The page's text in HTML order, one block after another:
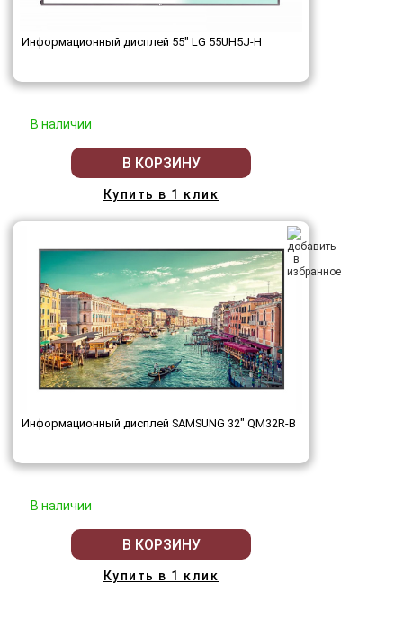
Информационный дисплей 55" LG 55UH5J-H
В наличии
В КОРЗИНУ
Купить в 1 клик
Информационный дисплей SAMSUNG 32" QM32R-B
В наличии
В КОРЗИНУ
Купить в 1 клик